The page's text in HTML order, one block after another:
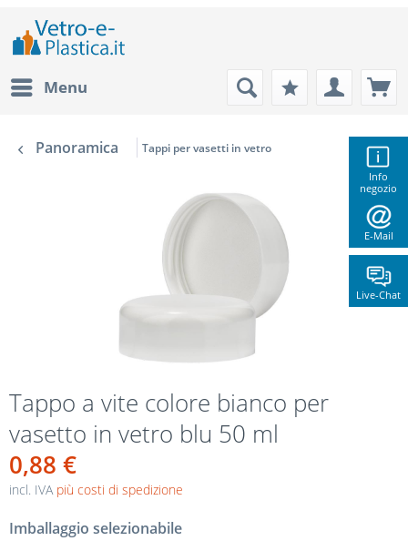
Info
negozio
E-Mail
Live-Chat
Menu
Panoramica Tappi per vasetti in vetro
Tappo a vite colore bianco per
vasetto in vetro blu 50 ml
0,88 €
incl. IVA più costi di spedizione
Imballaggio selezionabile